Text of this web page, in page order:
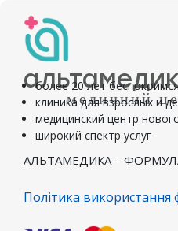
медичний
более 20 лет
клиника для взрослых и
медицинский центр
широкий спектр услуг
АЛЬТАМЕДИКА –
Політика використання